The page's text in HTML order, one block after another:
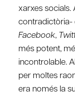
xarxes socials.
contradictòria-
Facebook,
més potent,
incontrolable.
per moltes
era només la